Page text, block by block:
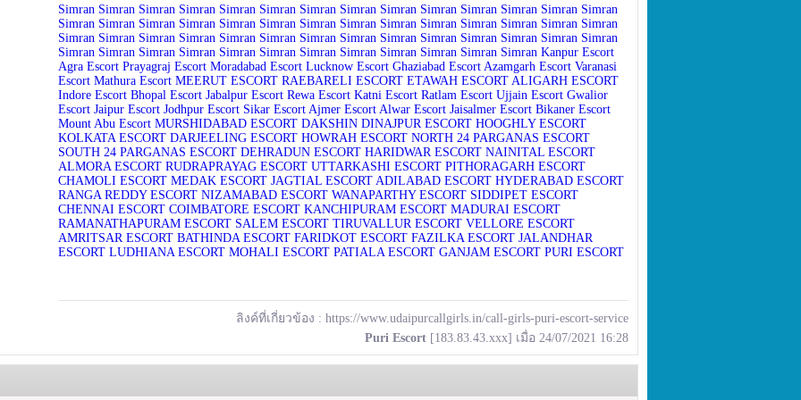
Simran Simran Simran Simran Simran Simran Simran Simran Simran Simran Simran Simran Simran Simran
Simran Simran Simran Simran Simran Simran Simran Simran Simran Simran Simran Simran Simran Simran
Simran Simran Simran Simran Simran Simran Simran Simran Simran Simran Simran Simran Simran Simran
Simran Simran Simran Simran Simran Simran Simran Simran Simran Simran Simran Simran Kanpur Escort
Agra Escort Prayagraj Escort Moradabad Escort Lucknow Escort Ghaziabad Escort Azamgarh Escort Varanasi
Escort Mathura Escort MEERUT ESCORT RAEBARELI ESCORT ETAWAH ESCORT ALIGARH ESCORT
Indore Escort Bhopal Escort Jabalpur Escort Rewa Escort Katni Escort Ratlam Escort Ujjain Escort Gwalior
Escort Jaipur Escort Jodhpur Escort Sikar Escort Ajmer Escort Alwar Escort Jaisalmer Escort Bikaner Escort
Mount Abu Escort MURSHIDABAD ESCORT DAKSHIN DINAJPUR ESCORT HOOGHLY ESCORT
KOLKATA ESCORT DARJEELING ESCORT HOWRAH ESCORT NORTH 24 PARGANAS ESCORT
SOUTH 24 PARGANAS ESCORT DEHRADUN ESCORT HARIDWAR ESCORT NAINITAL ESCORT
ALMORA ESCORT RUDRAPRAYAG ESCORT UTTARKASHI ESCORT PITHORAGARH ESCORT
CHAMOLI ESCORT MEDAK ESCORT JAGTIAL ESCORT ADILABAD ESCORT HYDERABAD ESCORT
RANGA REDDY ESCORT NIZAMABAD ESCORT WANAPARTHY ESCORT SIDDIPET ESCORT
CHENNAI ESCORT COIMBATORE ESCORT KANCHIPURAM ESCORT MADURAI ESCORT
RAMANATHAPURAM ESCORT SALEM ESCORT TIRUVALLUR ESCORT VELLORE ESCORT
AMRITSAR ESCORT BATHINDA ESCORT FARIDKOT ESCORT FAZILKA ESCORT JALANDHAR
ESCORT LUDHIANA ESCORT MOHALI ESCORT PATIALA ESCORT GANJAM ESCORT PURI ESCORT
ลิงค์ที่เกี่ยวข้อง : https://www.udaipurcallgirls.in/call-girls-puri-escort-service
Puri Escort [183.83.43.xxx] เมื่อ 24/07/2021 16:28